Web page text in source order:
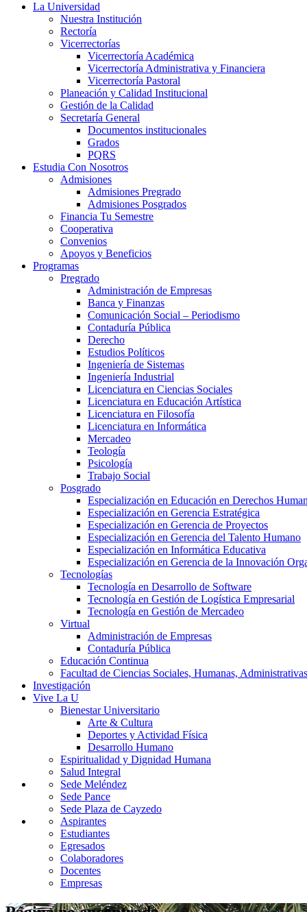
La Universidad
Nuestra Institución
Rectoría
Vicerrectorías
Vicerrectoría Académica
Vicerrectoría Administrativa y Financiera
Vicerrectoría Pastoral
Planeación y Calidad Institucional
Gestión de la Calidad
Secretaría General
Documentos institucionales
Grados
PQRS
Estudia Con Nosotros
Admisiones
Admisiones Pregrado
Admisiones Posgrados
Financia Tu Semestre
Cooperativa
Convenios
Apoyos y Beneficios
Programas
Pregrado
Administración de Empresas
Banca y Finanzas
Comunicación Social – Periodismo
Contaduría Pública
Derecho
Estudios Políticos
Ingeniería de Sistemas
Ingeniería Industrial
Licenciatura en Ciencias Sociales
Licenciatura en Educación Artística
Licenciatura en Filosofía
Licenciatura en Informática
Mercadeo
Teología
Psicología
Trabajo Social
Posgrado
Especialización en Educación en Derechos
Especialización en Gerencia Estratégica
Especialización en Gerencia de Proyectos
Especialización en Gerencia del Talento Humano
Especialización en Informática Educativa
Especialización en Gerencia de la Innovación
Tecnologías
Tecnología en Desarrollo de Software
Tecnología en Gestión de Logística Empresarial
Tecnología en Gestión de Mercadeo
Virtual
Administración de Empresas
Contaduría Pública
Educación Continua
Facultad de Ciencias Sociales, Humanas,
Investigación
Vive La U
Bienestar Universitario
Arte & Cultura
Deportes y Actividad Física
Desarrollo Humano
Espiritualidad y Dignidad Humana
Salud Integral
Sede Meléndez
Sede Pance
Sede Plaza de Cayzedo
Aspirantes
Estudiantes
Egresados
Colaboradores
Docentes
Empresas